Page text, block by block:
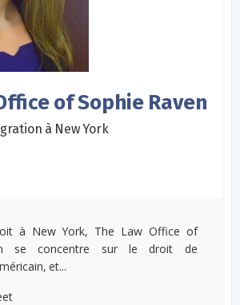
of Sophie Raven
à New York
à New York, The Law Office of
se concentre sur le droit de
et...